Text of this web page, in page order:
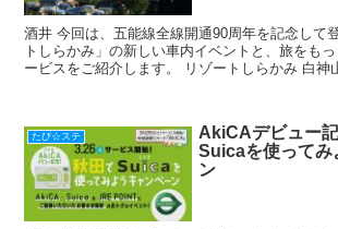
酒井 今回は、五能線全線開通90周年を記念して
トしらかみ」の新しい車内イベントと、旅をも
ービスをご紹介します。 リゾートしらかみ 白神
たび☆ステ
AkiCAデビュー
Suicaを使ってみ
ン